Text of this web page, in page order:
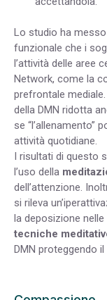
Lo studio ha
funzionale che i
l’attività delle aree
Network, come la
prefrontale
della DMN ridotta
se “l’allenamento”
attività quotidiane.
I risultati di questo
l’uso della
dell’attenzione.
si rileva
la deposizione
tecniche
DMN proteggendo